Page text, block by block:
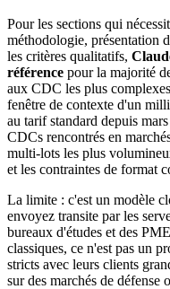
Pour les sections qui
méthodologie, présentation
les critères qualitatifs,
référence pour la majorité
aux CDC les plus
fenêtre de contexte d'un
au tarif standard depuis
CDCs rencontrés en
multi-lots les plus
et les contraintes de format
La limite : c'est un modèle
envoyez transite par les
bureaux d'études et des
classiques, ce n'est pas un
stricts avec leurs clients
sur des marchés de